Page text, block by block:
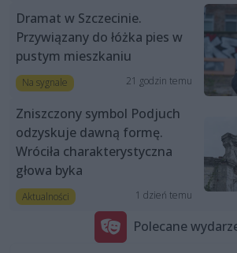
Dramat w Szczecinie.
Przywiązany do łóżka pies w
pustym mieszkaniu
Na sygnale 21 godzin temu
Zniszczony symbol Podjuch
odzyskuje dawną formę.
Wróciła charakterystyczna
głowa byka
Aktualności 1 dzień temu
Polecane